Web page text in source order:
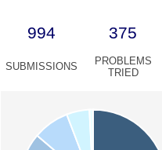
994 375
SUBMISSIONS
PROBLEMS
TRIED